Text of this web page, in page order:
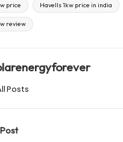
price Havells 1kw price in india
review
Posts